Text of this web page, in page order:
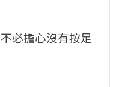
必擔心沒有按足